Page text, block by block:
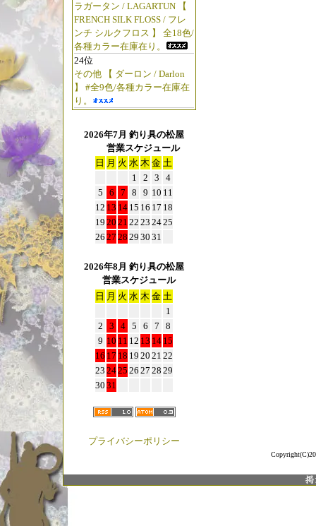
ラガータン / LAGARTUN 【
FRENCH SILK FLOSS / フレ
ンチ シルクフロス 】 全18色/
各種カラー在庫在り。
24位
その他 【 ダーロン / Darlon
】 #全9色/各種カラー在庫在
り。
2026年7月 釣り具の松屋
営業スケジュール
日 月 火 水 木 金 土
1
2 3
4
5
6 7 8 9 10 11
12 13 14 15 16 17 18
19 20 21 22 23 2425
26 27 28 29 30 31
2026年8月 釣り具の松屋
営業スケジュール
日 月 火 水 木 金 土
1
2
3 4 5 6 7
8
9 10 11 12 13 14 15
16 17 18 19 20 21 22
23 2425 26 27 28 29
30 31
プライバシーポリシー